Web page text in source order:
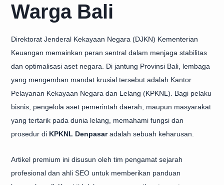
Warga Bali
Direktorat Jenderal Kekayaan Negara (DJKN) Kementerian
Keuangan memainkan peran sentral dalam menjaga stabilitas
dan optimalisasi aset negara. Di jantung Provinsi Bali, lembaga
yang mengemban mandat krusial tersebut adalah Kantor
Pelayanan Kekayaan Negara dan Lelang (KPKNL). Bagi pelaku
bisnis, pengelola aset pemerintah daerah, maupun masyarakat
yang tertarik pada dunia lelang, memahami fungsi dan
prosedur di KPKNL Denpasaradalah sebuah keharusan.
Artikel premium ini disusun oleh tim pengamat sejarah
profesional dan ahli SEO untuk memberikan panduan